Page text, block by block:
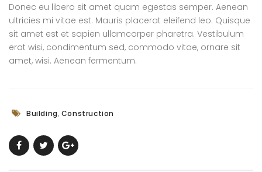
Donec eu libero sit amet quam egestas semper. Aenean
ultricies mi vitae est. Mauris placerat eleifend leo. Quisque
sit amet est et sapien ullamcorper pharetra. Vestibulum
erat wisi, condimentum sed, commodo vitae, ornare sit
amet, wisi. Aenean fermentum.
Building, Construction